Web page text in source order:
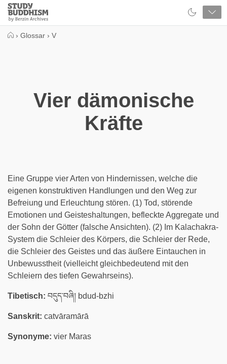
Close
Study
Buddhism
› Glossar › V
Vier dämonische
Kräfte
Eine Gruppe vier Arten von Hindernissen, welche die
eigenen konstruktiven Handlungen und den Weg zur
Befreiung und Erleuchtung stören. (1) Tod, störende
Emotionen und Geisteshaltungen, befleckte Aggregate und
der Sohn der Götter (falsche Ansichten). (2) Im Kalachakra-
System die Schleier des Körpers, die Schleier der Rede,
die Schleier des Geistes und das äußere Eintauchen in
Unbewusstheit (vielleicht gleichbedeutend mit den
Schleiern des tiefen Gewahrseins).
Tibetisch: བདུད་བཞི། bdud-bzhi
Sanskrit: catvāramārā
Synonyme: vier Maras